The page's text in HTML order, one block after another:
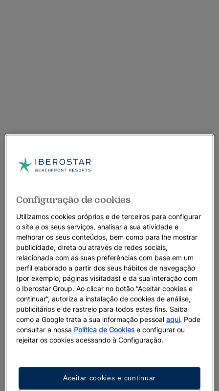
Configuração de cookies
Utilizamos cookies próprios e de terceiros para configurar
o site e os seus serviços, analisar a sua atividade e
melhorar os seus conteúdos, bem como para lhe mostrar
publicidade, direta ou através de redes sociais,
relacionada com as suas preferências com base em um
perfil elaborado a partir dos seus hábitos de navegação
(por exemplo, páginas visitadas) e da sua interação com
o Iberostar Group. Ao clicar no botão “Aceitar cookies e
continuar”, autoriza a instalação de cookies de análise,
publicitários e de rastreio para todos estes fins. Saiba
como a Google trata a sua informação pessoalaqui. Pode
consultar a nossa Política de Cookiese configurar ou
rejeitar os cookies acessando à Configuração.
Aceitar cookies e continuar